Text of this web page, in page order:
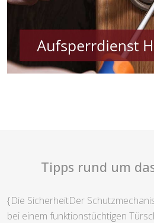
Tipps rund um
{Die SicherheitDer
bei einem funktionstüchtigen